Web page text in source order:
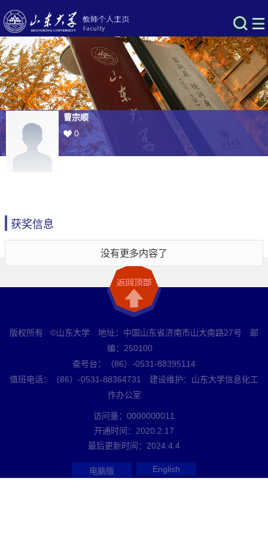
曹宗顺
0
获奖信息
没有更多内容了
版权所有 ©山东大学 地址：中国山东省济南市山大南路27号 邮
编：250100
查号台：（86）-0531-88395114
值班电话：（86）-0531-88364731 建设维护：山东大学信息化工
作办公室
访问量： 0000000011
开通时间： 2020 2 17
最后更新时间： 2024 4 4
电脑版 English